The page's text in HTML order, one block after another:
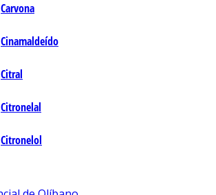
Carvona
Cinamaldeído
Citral
Citronelal
Citronelol